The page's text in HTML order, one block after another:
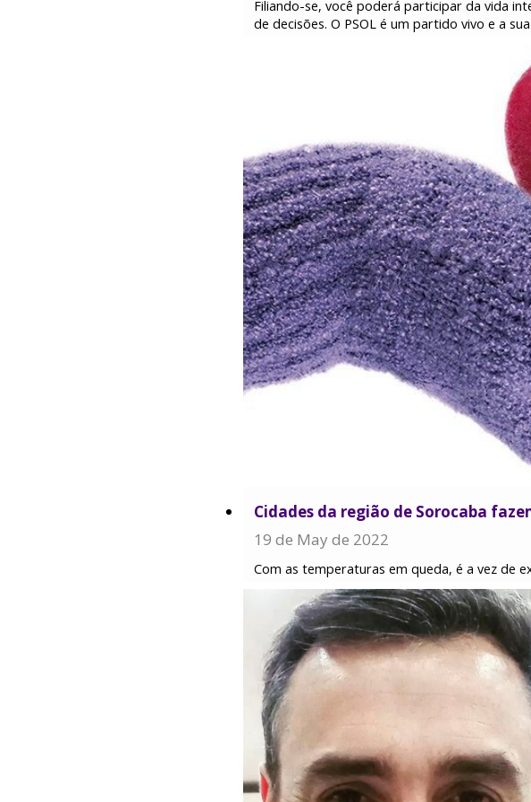
Filiando-se, você poderá participar da vida
de decisões. O PSOL é um partido vivo e a
Cidades da região de Sorocaba
19 de May de 2022
Com as temperaturas em queda, é a vez de